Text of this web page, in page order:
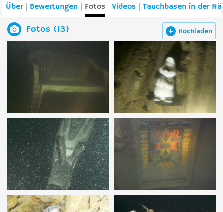
Über Bewertungen Fotos Videos Tauchbasen in der
Hochladen
Fotos (13)